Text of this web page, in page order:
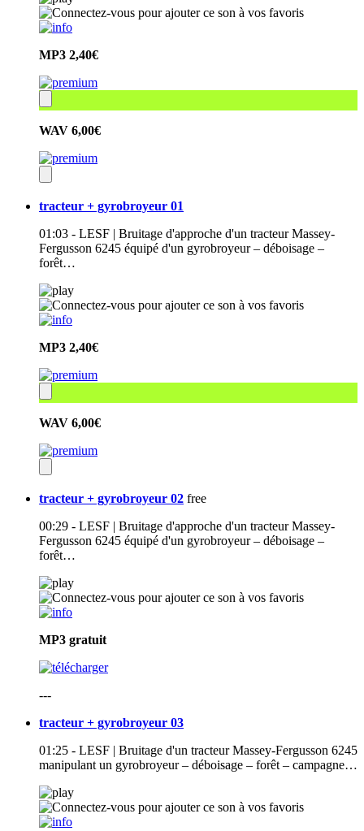
MP3 2,40€
WAV 6,00€
tracteur + gyrobroyeur 01
01:03 - LESF | Bruitage d'approche d'un tracteur Massey-
Fergusson 6245 équipé d'un gyrobroyeur – déboisage –
forêt…
MP3 2,40€
WAV 6,00€
tracteur + gyrobroyeur 02 free
00:29 - LESF | Bruitage d'approche d'un tracteur Massey-
Fergusson 6245 équipé d'un gyrobroyeur – déboisage –
forêt…
MP3 gratuit
---
tracteur + gyrobroyeur 03
01:25 - LESF | Bruitage d'un tracteur Massey-Fergusson 6245
manipulant un gyrobroyeur – déboisage – forêt – campagne…